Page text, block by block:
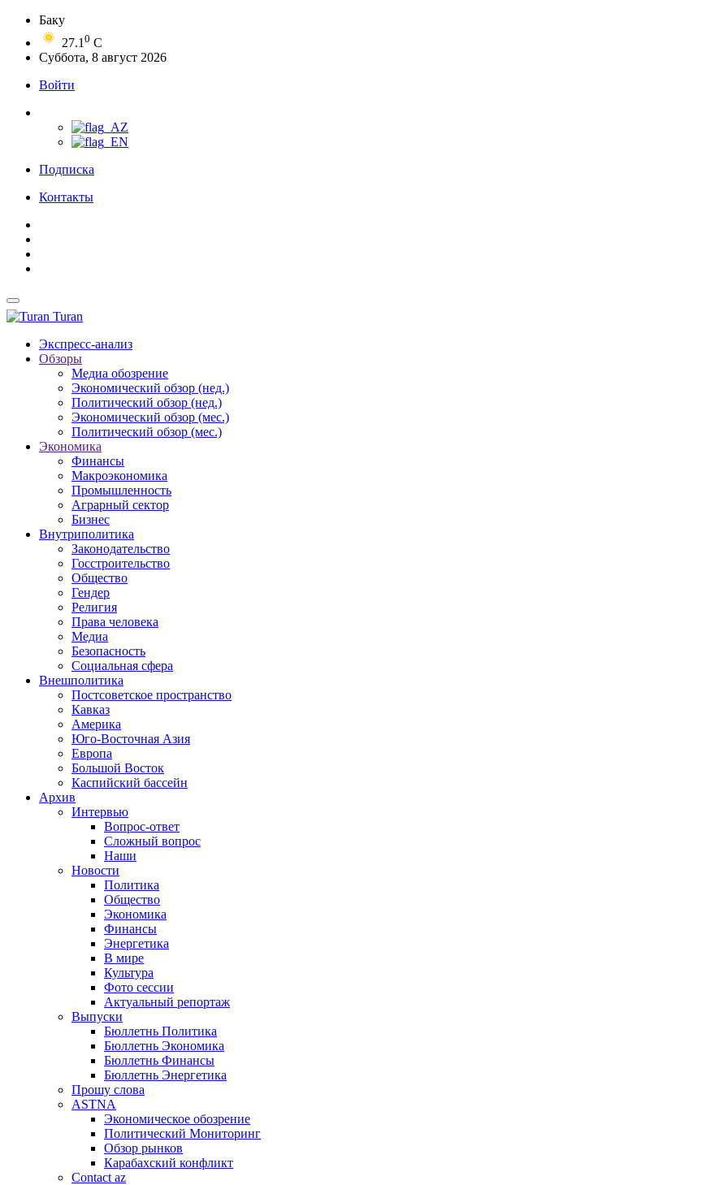
Баку
27.1 0 C
Суббота, 8 август 2026
Войти
Подписка
Контакты
Turan
Экспресс-анализ
Обзоры
Медиа обозрение
Экономический обзор (нед.)
Политический обзор (нед.)
Экономический обзор (мес.)
Политический обзор (мес.)
Экономика
Финансы
Макроэкономика
Промышленность
Аграрный сектор
Бизнес
Внутриполитика
Законодательство
Госстроительство
Общество
Гендер
Религия
Права человека
Медиа
Безопасность
Социальная сфера
Внешполитика
Постсоветское пространство
Кавказ
Америка
Юго-Восточная Азия
Европа
Большой Восток
Каспийский бассейн
Архив
Интервью
Вопрос-ответ
Сложный вопрос
Наши
Новости
Политика
Общество
Экономика
Финансы
Энергетика
В мире
Культура
Фото сессии
Актуальный репортаж
Выпуски
Бюллетнь Политика
Бюллетнь Экономика
Бюллетнь Финансы
Бюллетнь Энергетика
Прошу слова
ASTNA
Экономическое обозрение
Политический Мониторинг
Обзор рынков
Карабахский конфликт
Contact az